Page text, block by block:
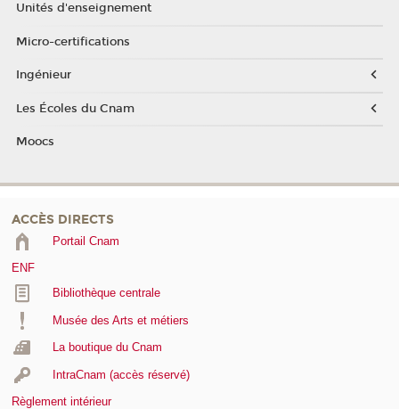
Unités d'enseignement
Micro-certifications
Ingénieur
Les Écoles du Cnam
Moocs
ACCÈS DIRECTS
Portail Cnam
ENF
Bibliothèque centrale
Musée des Arts et métiers
La boutique du Cnam
IntraCnam (accès réservé)
Règlement intérieur